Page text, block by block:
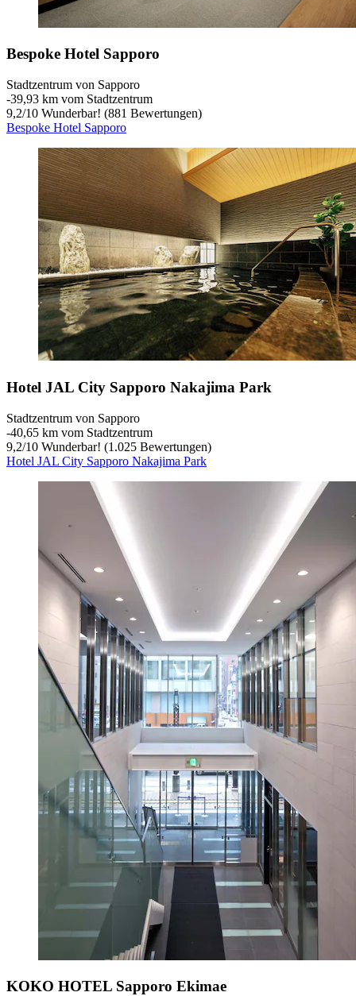
Bespoke Hotel Sapporo
Stadtzentrum von Sapporo
‐39,93 km vom Stadtzentrum
9,2/10 Wunderbar! (881 Bewertungen)
Bespoke Hotel Sapporo
Hotel JAL City Sapporo Nakajima Park
Stadtzentrum von Sapporo
‐40,65 km vom Stadtzentrum
9,2/10 Wunderbar! (1.025 Bewertungen)
Hotel JAL City Sapporo Nakajima Park
KOKO HOTEL Sapporo Ekimae